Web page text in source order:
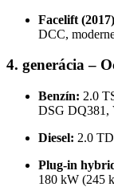
Facelift
DCC,
4. generácia –
Benzín: 2.0
DSG DQ381,
Diesel: 2.0
Plug-in
180 kW (245